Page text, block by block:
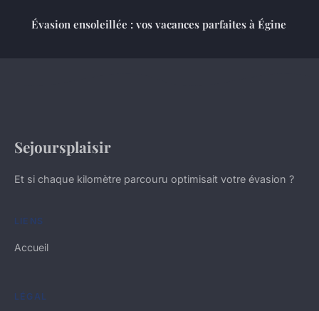
Évasion ensoleillée : vos vacances parfaites à Égine
Sejoursplaisir
Et si chaque kilomètre parcouru optimisait votre évasion ?
LIENS
Accueil
LÉGAL